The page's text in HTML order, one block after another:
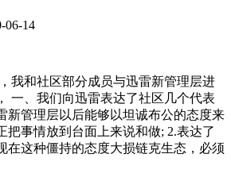
06-14
我和社区部分成员与迅雷新管理层进
一、我们向迅雷表达了社区几个代表
新管理层以后能够以坦诚布公的态度来
把事情放到台面上来说和做; 2.表达了
在这种僵持的态度大损链克生态，必须